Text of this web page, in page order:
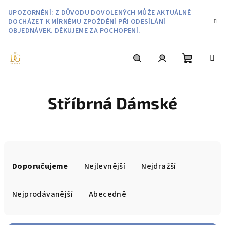
obsah
UPOZORNĚNÍ: Z DŮVODU DOVOLENÝCH MŮŽE AKTUÁLNĚ
DOCHÁZET K MÍRNÉMU ZPOŽDĚNÍ PŘI ODESÍLÁNÍ
OBJEDNÁVEK. DĚKUJEME ZA POCHOPENÍ.
Stříbrná Dámské
Doporučujeme Nejlevnější Nejdražší
Nejprodávanější Abecedně